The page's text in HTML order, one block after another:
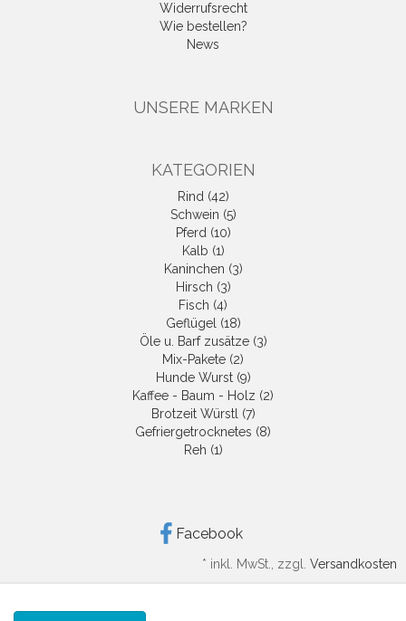
Widerrufsrecht
Wie bestellen?
News
UNSERE MARKEN
KATEGORIEN
Rind (42)
Schwein (5)
Pferd (10)
Kalb (1)
Kaninchen (3)
Hirsch (3)
Fisch (4)
Geflügel (18)
Öle u. Barf zusätze (3)
Mix-Pakete (2)
Hunde Wurst (9)
Kaffee - Baum - Holz (2)
Brotzeit Würstl (7)
Gefriergetrocknetes (8)
Reh (1)
Facebook
* inkl. MwSt., zzgl. Versandkosten